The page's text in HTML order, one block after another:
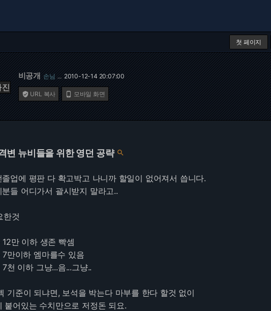
첫 페이지
비공개 손님 … 2010-12-14 20:07:00
 URL 복사  모바일 화면
변 뉴비들을 위한 영던 공략 
졸업에 평판 다 확고박고 나니까 할일이 없어져서 씁니다.
들 어디가서 괄시받지 말라고..
한것
만 이하 생존 빡셈
만이하 엠마를수 있음
천 이하 그냥...음...그냥..
기준이 되냐면, 보석을 박는다 마부를 한다 할것 없이
붙어있는 수치만으로 저정돈 되요.